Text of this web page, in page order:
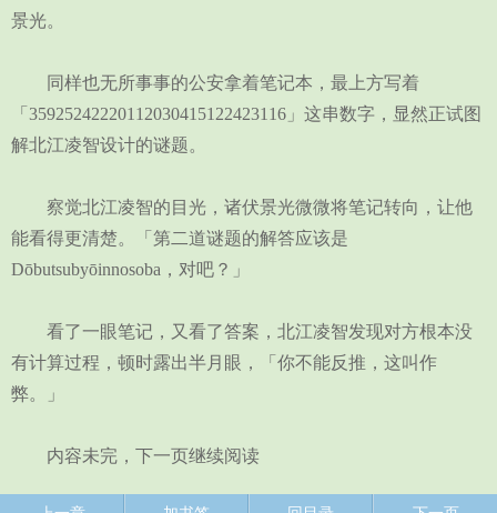
景光。
同样也无所事事的公安拿着笔记本，最上方写着
「35925242220112030415122423116」这串数字，显然正试图
解北江凌智设计的谜题。
察觉北江凌智的目光，诸伏景光微微将笔记转向，让他
能看得更清楚。「第二道谜题的解答应该是
Dōbutsubyōinnosoba，对吧？」
看了一眼笔记，又看了答案，北江凌智发现对方根本没
有计算过程，顿时露出半月眼，「你不能反推，这叫作
弊。」
内容未完，下一页继续阅读